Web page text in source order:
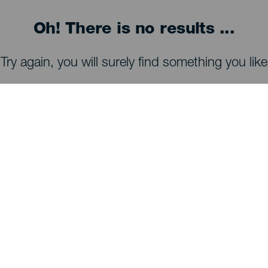
Oh! There is no results ...
Try again, you will surely find something you like